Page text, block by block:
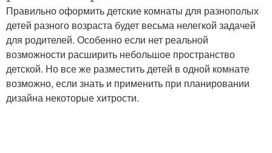
Правильно оформить детские комнаты для разнополых
детей разного возраста будет весьма нелегкой задачей
для родителей. Особенно если нет реальной
возможности расширить небольшое пространство
детской. Но все же разместить детей в одной комнате
возможно, если знать и применить при планировании
дизайна некоторые хитрости.